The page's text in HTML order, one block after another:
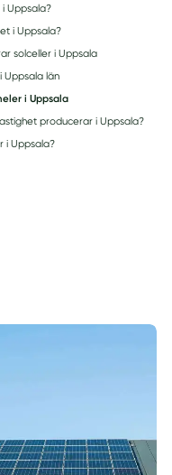
Uppsala?
i Uppsala?
solceller i Uppsala
län
i Uppsala
producerar i Uppsala?
i Uppsala?